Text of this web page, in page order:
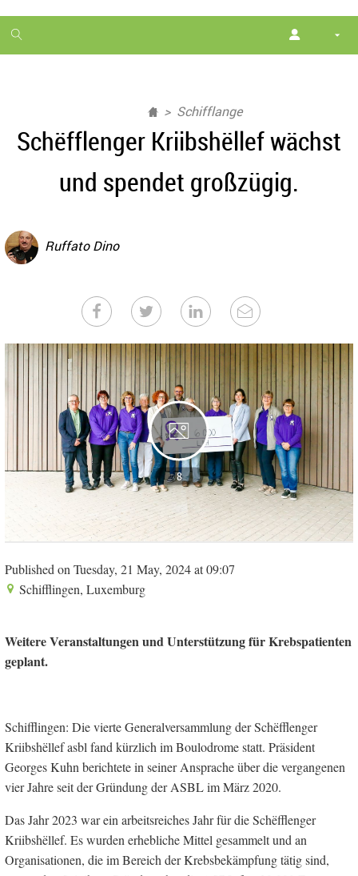
1
month
Schifflange
Schëfflenger Kriibshëllef wächst
und spendet großzügig.
Ruffato Dino
8
Published on Tuesday, 21 May, 2024 at 09:07
Schifflingen, Luxemburg
Weitere Veranstaltungen und Unterstützung für Krebspatienten
geplant.
Schifflingen: Die vierte Generalversammlung der Schëfflenger
Kriibshëllef asbl fand kürzlich im Boulodrome statt. Präsident
Georges Kuhn berichtete in seiner Ansprache über die vergangenen
vier Jahre seit der Gründung der ASBL im März 2020.
Das Jahr 2023 war ein arbeitsreiches Jahr für die Schëfflenger
Kriibshëllef. Es wurden erhebliche Mittel gesammelt und an
Organisationen, die im Bereich der Krebsbekämpfung tätig sind,